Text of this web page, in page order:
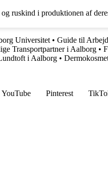
ruskind i produktionen af
Universitet • Guide til
Transportpartner i Aalborg •
i Aalborg •
YouTube Pinterest